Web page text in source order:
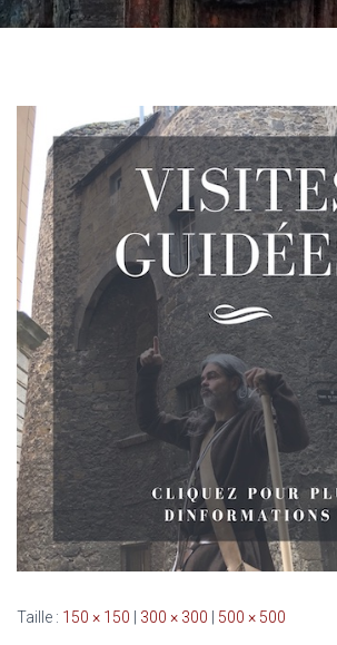
Taille : 150 × 150 300 × 300 500 × 500